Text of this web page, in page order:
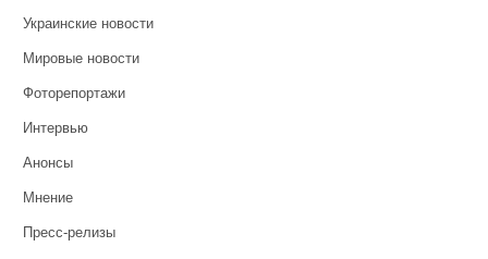
Украинские новости
Мировые новости
Фоторепортажи
Интервью
Анонсы
Мнение
Пресс-релизы